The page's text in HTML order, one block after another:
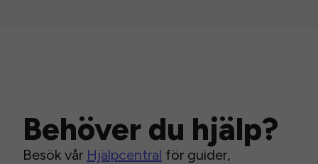
Behöver du hjälp?
Besök vår Hjälpcentral för guider,